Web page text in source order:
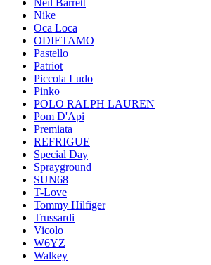
Neil Barrett
Nike
Oca Loca
ODIETAMO
Pastello
Patriot
Piccola Ludo
Pinko
POLO RALPH LAUREN
Pom D'Api
Premiata
REFRIGUE
Special Day
Sprayground
SUN68
T-Love
Tommy Hilfiger
Trussardi
Vicolo
W6YZ
Walkey